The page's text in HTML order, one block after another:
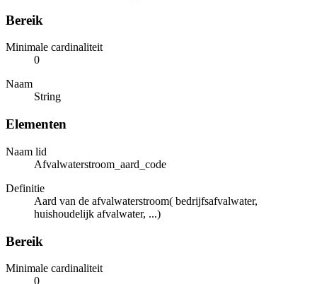
Bereik
Minimale cardinaliteit
0
Naam
String
Elementen
Naam lid
Afvalwaterstroom_aard_code
Definitie
Aard van de afvalwaterstroom( bedrijfsafvalwater,
huishoudelijk afvalwater, ...)
Bereik
Minimale cardinaliteit
0